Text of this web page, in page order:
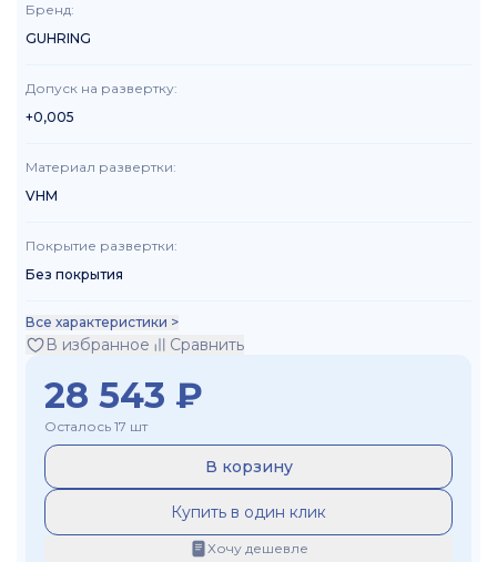
Бренд:
GUHRING
Допуск на развертку:
+0,005
Материал развертки:
VHM
Покрытие развертки:
Без покрытия
Все характеристики >
В избранное Сравнить
28 543 ₽
Осталось 17 шт
В корзину
Купить в один клик
Хочу дешевле